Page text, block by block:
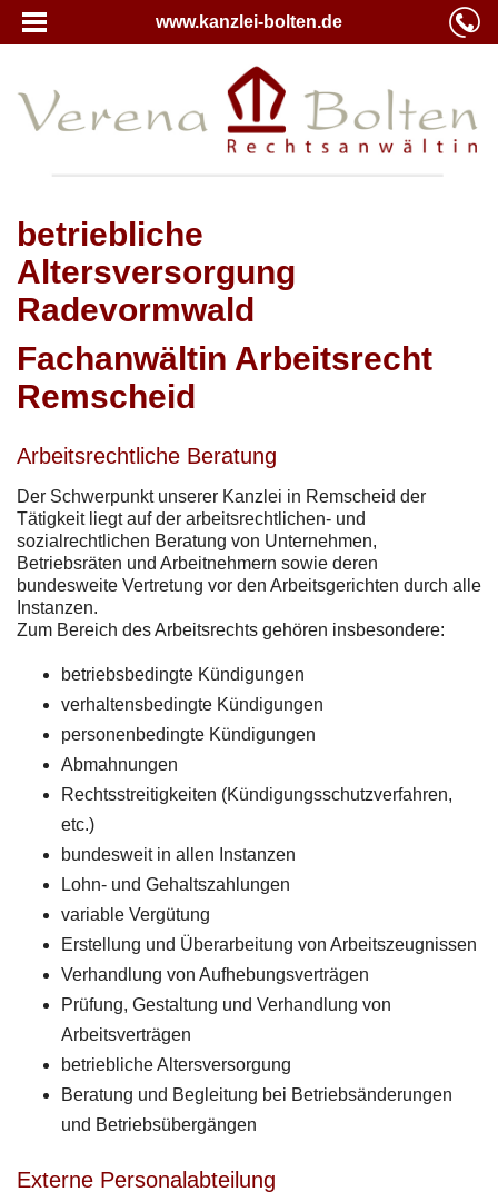
www.kanzlei-bolten.de
betriebliche
Altersversorgung
Radevormwald
Fachanwältin Arbeitsrecht
Remscheid
Arbeitsrechtliche Beratung
Der Schwerpunkt unserer Kanzlei in Remscheid der
Tätigkeit liegt auf der arbeitsrechtlichen- und
sozialrechtlichen Beratung von Unternehmen,
Betriebsräten und Arbeitnehmern sowie deren
bundesweite Vertretung vor den Arbeitsgerichten durch alle
Instanzen.
Zum Bereich des Arbeitsrechts gehören insbesondere:
betriebsbedingte Kündigungen
verhaltensbedingte Kündigungen
personenbedingte Kündigungen
Abmahnungen
Rechtsstreitigkeiten (Kündigungsschutzverfahren,
etc.)
bundesweit in allen Instanzen
Lohn- und Gehaltszahlungen
variable Vergütung
Erstellung und Überarbeitung von Arbeitszeugnissen
Verhandlung von Aufhebungsverträgen
Prüfung, Gestaltung und Verhandlung von
Arbeitsverträgen
betriebliche Altersversorgung
Beratung und Begleitung bei Betriebsänderungen
und Betriebsübergängen
Externe Personalabteilung